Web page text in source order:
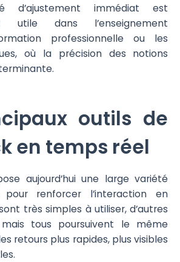
d’ajustement immédiat est
utile dans l’enseignement
professionnelle ou les
où la précision des notions
outils de
en temps réel
aujourd’hui une large variété
pour renforcer l’interaction en
très simples à utiliser, d’autres
tous poursuivent le même
retours plus rapides, plus visibles